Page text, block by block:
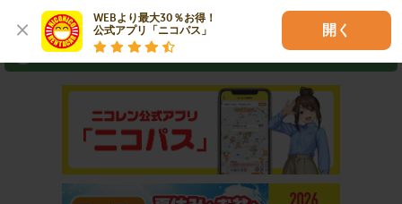
WEBより最大30％お得！
公式アプリ「ニコパス」
開く
⇒ アプリなら最短3分スピード出発！
おすすめコンテンツ